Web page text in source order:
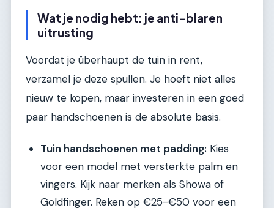
Wat je nodig hebt: je anti-blaren
uitrusting
Voordat je überhaupt de tuin in rent,
verzamel je deze spullen. Je hoeft niet alles
nieuw te kopen, maar investeren in een goed
paar handschoenen is de absolute basis.
Tuin handschoenen met padding: Kies
voor een model met versterkte palm en
vingers. Kijk naar merken als Showa of
Goldfinger. Reken op €25-€50 voor een